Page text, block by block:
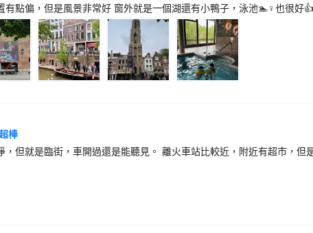
有點偏，但是風景非常好 窗外就是一個湖還有小鴨子，泳池🏊♀️也很好
棒
，但就是臨街，車開過還是能聽見。 離火車站比較近，附近有超市，但